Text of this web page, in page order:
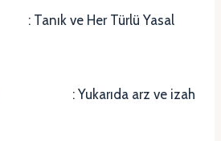
ve Her Türlü Yasal
: Yukarıda arz ve izah